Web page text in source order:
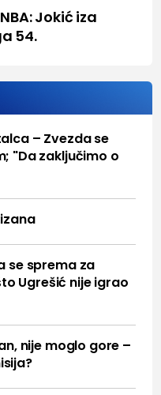
Jokić iza
54.
– Zvezda se
"Da zaključimo o
se sprema za
Ugrešić nije igrao
nije moglo gore –